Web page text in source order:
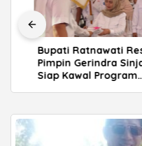
Bupati Ratnawati Resmi
Pimpin Gerindra Sinjai,
Siap Kawal Program